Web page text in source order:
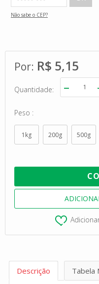
Não sabe o CEP?
R$ 5,15
Quantidade
Peso
1kg 200g 500g
Descrição Tabela